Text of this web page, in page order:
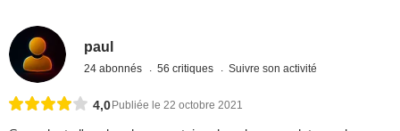
paul
24 abonnés 56 critiques Suivre son activité
4,0 Publiée le 22 octobre 2021